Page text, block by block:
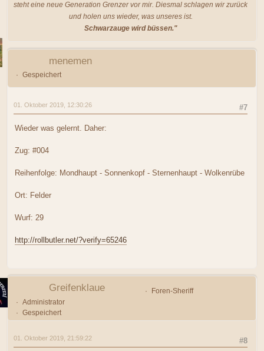
steht eine neue Generation Grenzer vor mir. Diesmal schlagen wir zurück
und holen uns wieder, was unseres ist.
Schwarzauge wird büssen."
menemen
Gespeichert
#7
01. Oktober 2019, 12:30:26
Wieder was gelernt. Daher:
Zug: #004
Reihenfolge: Mondhaupt - Sonnenkopf - Sternenhaupt - Wolkenrübe
Ort: Felder
Wurf: 29
http://rollbutler.net/?verify=65246
Greifenklaue
Foren-Sheriff
Administrator
Gespeichert
#8
01. Oktober 2019, 21:59:22